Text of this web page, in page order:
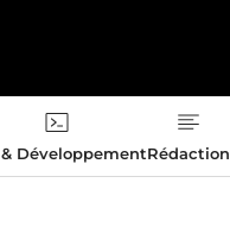
DéveloppementRédaction